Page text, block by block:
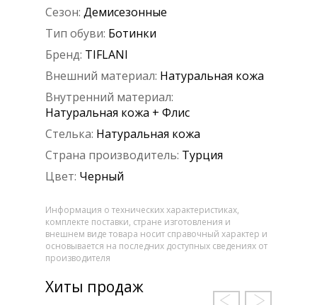
Сезон: Демисезонные
Тип обуви: Ботинки
Бренд: TIFLANI
Внешний материал: Натуральная кожа
Внутренний материал:
Натуральная кожа + Флис
Стелька: Натуральная кожа
Страна производитель: Турция
Цвет: Черный
Информация о технических характеристиках,
комплекте поставки, стране изготовления и
внешнем виде товара носит справочный характер и
основывается на последних доступных сведениях от
производителя
Хиты продаж